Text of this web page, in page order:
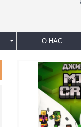
О НАС